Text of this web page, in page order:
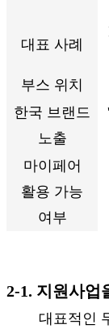
대표 사례
부스 위치
한국 브랜드
노출
마이페어
활용 가능
여부
2-1. 지원사업
대표적인